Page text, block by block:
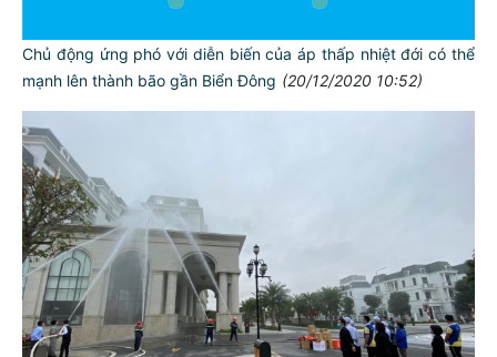
Chủ động ứng phó với diễn biến của áp thấp nhiệt đới có thể
mạnh lên thành bão gần Biển Đông (20/12/2020 10:52)